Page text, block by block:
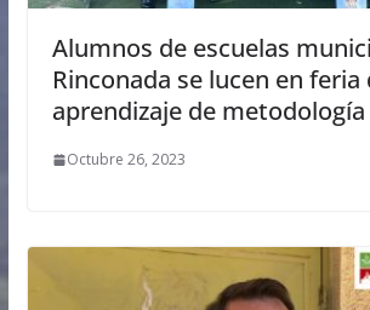
Alumnos de escuelas
Rinconada se lucen en feria
aprendizaje de metodología
Octubre 26, 2023